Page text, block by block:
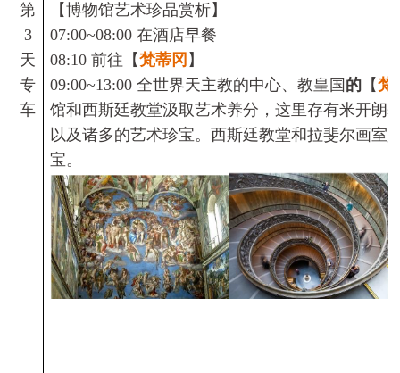
第
3
天
专
车
【博物馆艺术珍品赏析】
07:00~08:00在酒店早餐
08:10前往 【梵蒂冈 】
09:00~13:00全世界天主教的中心、教皇国 的 【梵
馆和西斯廷教堂汲取艺术养分，这里存有米开朗
以及诸多的艺术珍宝。西斯廷教堂和拉斐尔画室
宝。